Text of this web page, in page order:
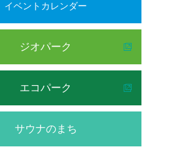
イベントカレンダー
ジオパーク
エコパーク
サウナのまち